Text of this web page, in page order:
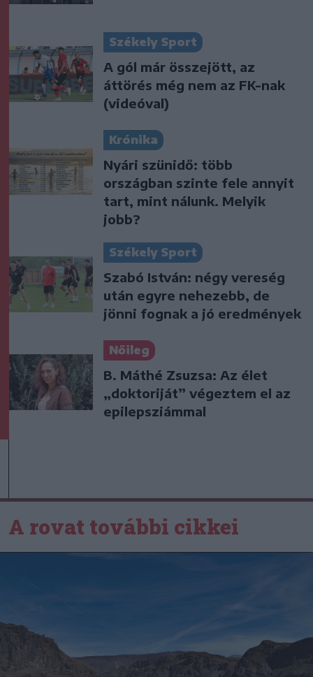
Székely Sport
A gól már összejött, az
áttörés még nem az FK-nak
(videóval)
Krónika
Nyári szünidő: több
országban szinte fele annyit
tart, mint nálunk. Melyik
jobb?
Székely Sport
Szabó István: négy vereség
után egyre nehezebb, de
jönni fognak a jó eredmények
Nőileg
B. Máthé Zsuzsa: Az élet
„doktoriját” végeztem el az
epilepsziámmal
A rovat további cikkei